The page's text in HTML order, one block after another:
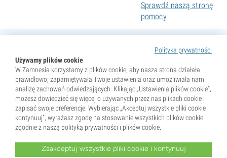
Polityka prywatności
Używamy plików cookie
W Zamnesia korzystamy z plików cookie, aby nasza strona działała
prawidłowo, zapamiętywała Twoje ustawienia oraz umożliwiała nam
analizę zachowań odwiedzających. Klikając „Ustawienia plików cookie”,
możesz dowiedzieć się więcej o używanych przez nas plikach cookie i
zapisać swoje preferencje. Wybierając „Akceptuj wszystkie pliki cookie i
kontynuuj”, wyrażasz zgodę na stosowanie wszystkich plików cookie
zgodnie z naszą polityką prywatności i plików cookie.
Zaakceptuj wszystkie pliki cookie i kontynuuj
Sprawdź naszą stronę
pomocy
* Nasiona są sprzedawane wyłącznie jako pamiątki. Kiełkowanie nasion jest nielegalne w wielu krajach.